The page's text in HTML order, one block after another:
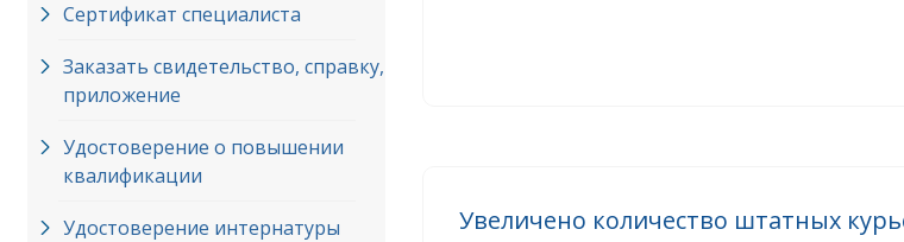
Сертификат специалиста
Заказать свидетельство, справку,
приложение
Удостоверение о повышении
квалификации
Удостоверение интернатуры
Увеличено количество штатных